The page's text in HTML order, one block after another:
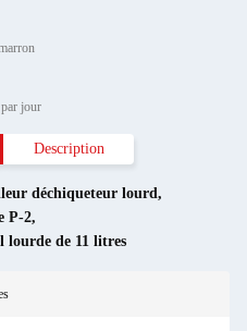
jour
Description
déchiqueteur lourd,
P-2,
lourde de 11 litres